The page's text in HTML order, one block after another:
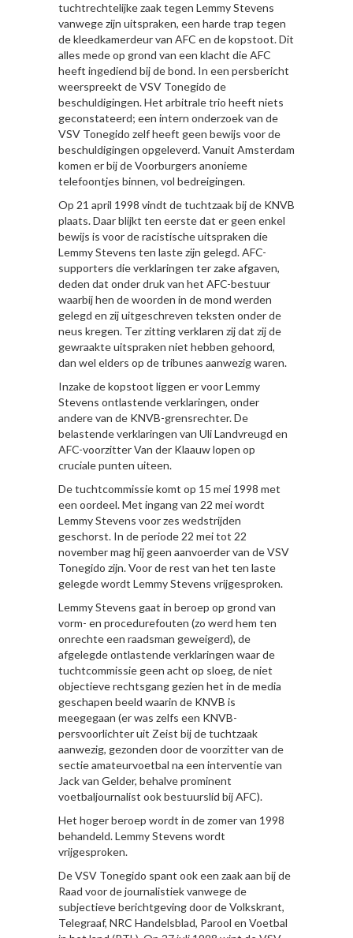
tuchtrechtelijke zaak tegen Lemmy Stevens
vanwege zijn uitspraken, een harde trap tegen
de kleedkamerdeur van AFC en de kopstoot. Dit
alles mede op grond van een klacht die AFC
heeft ingediend bij de bond. In een persbericht
weerspreekt de VSV Tonegido de
beschuldigingen. Het arbitrale trio heeft niets
geconstateerd; een intern onderzoek van de
VSV Tonegido zelf heeft geen bewijs voor de
beschuldigingen opgeleverd. Vanuit Amsterdam
komen er bij de Voorburgers anonieme
telefoontjes binnen, vol bedreigingen.
Op 21 april 1998 vindt de tuchtzaak bij de KNVB
plaats. Daar blijkt ten eerste dat er geen enkel
bewijs is voor de racistische uitspraken die
Lemmy Stevens ten laste zijn gelegd. AFC-
supporters die verklaringen ter zake afgaven,
deden dat onder druk van het AFC-bestuur
waarbij hen de woorden in de mond werden
gelegd en zij uitgeschreven teksten onder de
neus kregen. Ter zitting verklaren zij dat zij de
gewraakte uitspraken niet hebben gehoord,
dan wel elders op de tribunes aanwezig waren.
Inzake de kopstoot liggen er voor Lemmy
Stevens ontlastende verklaringen, onder
andere van de KNVB-grensrechter. De
belastende verklaringen van Uli Landvreugd en
AFC-voorzitter Van der Klaauw lopen op
cruciale punten uiteen.
De tuchtcommissie komt op 15 mei 1998 met
een oordeel. Met ingang van 22 mei wordt
Lemmy Stevens voor zes wedstrijden
geschorst. In de periode 22 mei tot 22
november mag hij geen aanvoerder van de VSV
Tonegido zijn. Voor de rest van het ten laste
gelegde wordt Lemmy Stevens vrijgesproken.
Lemmy Stevens gaat in beroep op grond van
vorm- en procedurefouten (zo werd hem ten
onrechte een raadsman geweigerd), de
afgelegde ontlastende verklaringen waar de
tuchtcommissie geen acht op sloeg, de niet
objectieve rechtsgang gezien het in de media
geschapen beeld waarin de KNVB is
meegegaan (er was zelfs een KNVB-
persvoorlichter uit Zeist bij de tuchtzaak
aanwezig, gezonden door de voorzitter van de
sectie amateurvoetbal na een interventie van
Jack van Gelder, behalve prominent
voetbaljournalist ook bestuurslid bij AFC).
Het hoger beroep wordt in de zomer van 1998
behandeld. Lemmy Stevens wordt
vrijgesproken.
De VSV Tonegido spant ook een zaak aan bij de
Raad voor de journalistiek vanwege de
subjectieve berichtgeving door de Volkskrant,
Telegraaf, NRC Handelsblad, Parool en Voetbal